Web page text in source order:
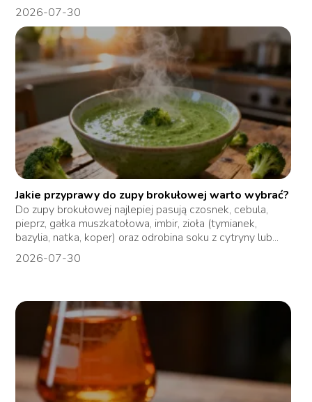
2026-07-30
Jakie przyprawy do zupy brokułowej warto wybrać?
Do zupy brokułowej najlepiej pasują czosnek, cebula,
pieprz, gałka muszkatołowa, imbir, zioła (tymianek,
bazylia, natka, koper) oraz odrobina soku z cytryny lub...
2026-07-30